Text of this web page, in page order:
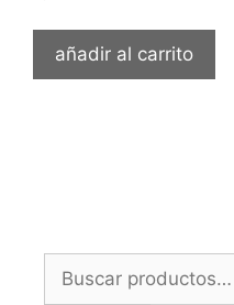
añadir al carrito
por: